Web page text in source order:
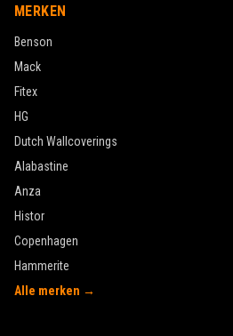
MERKEN
Benson
Mack
Fitex
HG
Dutch Wallcoverings
Alabastine
Anza
Histor
Copenhagen
Hammerite
Alle merken →